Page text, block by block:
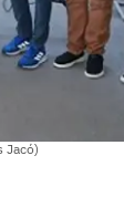
Jacó)